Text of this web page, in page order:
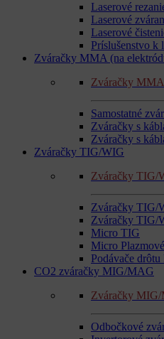
Laserové
Laserové
Laserové
Príslušenstvo k
Zváračky MMA (na
Zváračky
Samostatné
Zváračky s
Zváračky s
Zváračky TIG/WIG
Zváračky TIG/
Zváračky TIG/
Zváračky TIG/
Micro TIG
Micro
Podávače
CO2 zváračky MIG/MAG
Zváračky
Odbočkové